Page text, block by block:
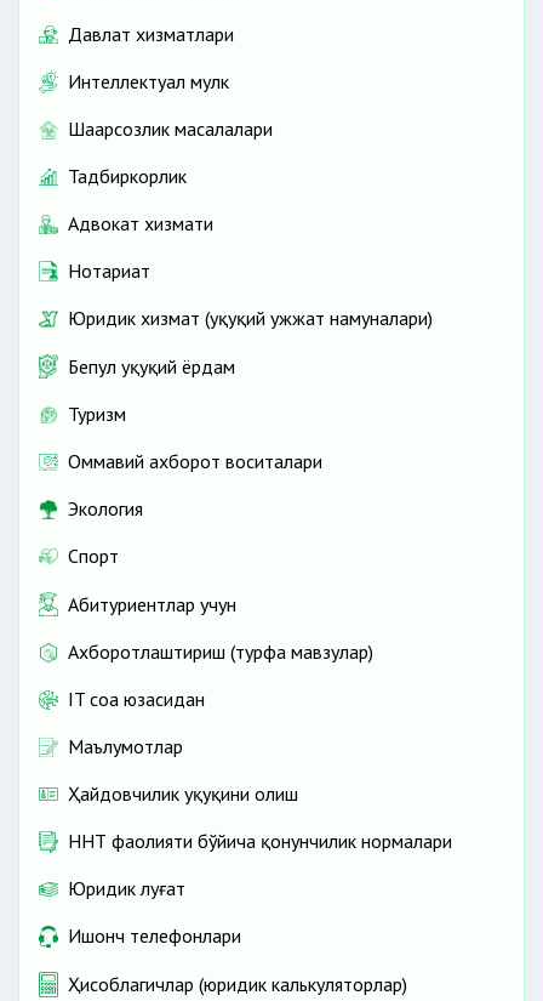
Давлат хизматлари
Интеллектуал мулк
Шаҳарсозлик масалалари
Тадбиркорлик
Адвокат хизмати
Нотариат
Юридик хизмат (ҳуқуқий ҳужжат намуналари)
Бепул ҳуқуқий ёрдам
Туризм
Оммавий ахборот воситалари
Экология
Спорт
Абитуриентлар учун
Ахборотлаштириш (турфа мавзулар)
IT соҳа юзасидан
Маълумотлар
Ҳайдовчилик ҳуқуқини олиш
ННТ фаолияти бўйича қонунчилик нормалари
Юридик луғат
Ишонч телефонлари
Ҳисоблагичлар (юридик калькуляторлар)